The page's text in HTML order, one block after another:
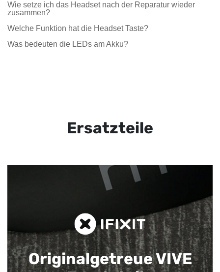
Wie setze ich das Headset nach der Reparatur wieder
zusammen?
Welche Funktion hat die Headset Taste?
Was bedeuten die LEDs am Akku?
Ersatzteile
Originalgetreue VIVE